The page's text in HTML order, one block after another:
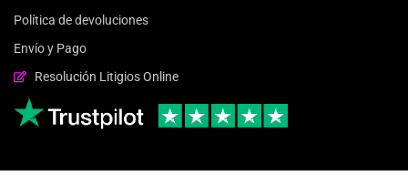
Política de devoluciones
Envío y Pago
Resolución Litigios Online